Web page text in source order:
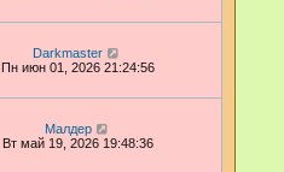
Darkmaster
Пн июн 01, 2026 21:24:56
Малдер
Вт май 19, 2026 19:48:36